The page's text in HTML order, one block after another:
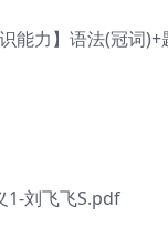
力】语法(冠词)+
刘飞飞S.pdf